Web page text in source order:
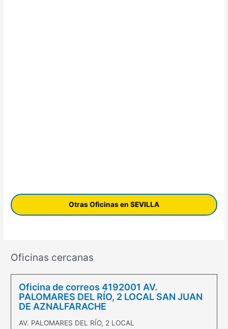
Otras Oficinas en SEVILLA
Oficinas cercanas
Oficina de correos 4192001 AV.
PALOMARES DEL RÍO, 2 LOCAL SAN JUAN
DE AZNALFARACHE
AV. PALOMARES DEL RÍO, 2 LOCAL